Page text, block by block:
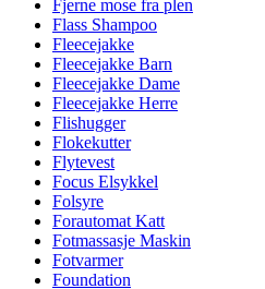
Fjerne mose fra plen
Flass Shampoo
Fleecejakke
Fleecejakke Barn
Fleecejakke Dame
Fleecejakke Herre
Flishugger
Flokekutter
Flytevest
Focus Elsykkel
Folsyre
Forautomat Katt
Fotmassasje Maskin
Fotvarmer
Foundation